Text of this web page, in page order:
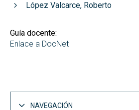
López Valcarce, Roberto
Guía docente:
Enlace a DocNet
NAVEGACIÓN